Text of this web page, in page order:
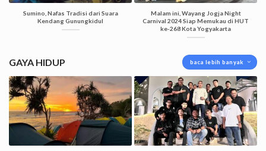
Sumino, Nafas Tradisi dari Suara
Kendang Gunungkidul
Malam ini, Wayang Jogja Night
Carnival 2024 Siap Memukau di HUT
ke-268 Kota Yogyakarta
GAYA HIDUP baca lebih banyak